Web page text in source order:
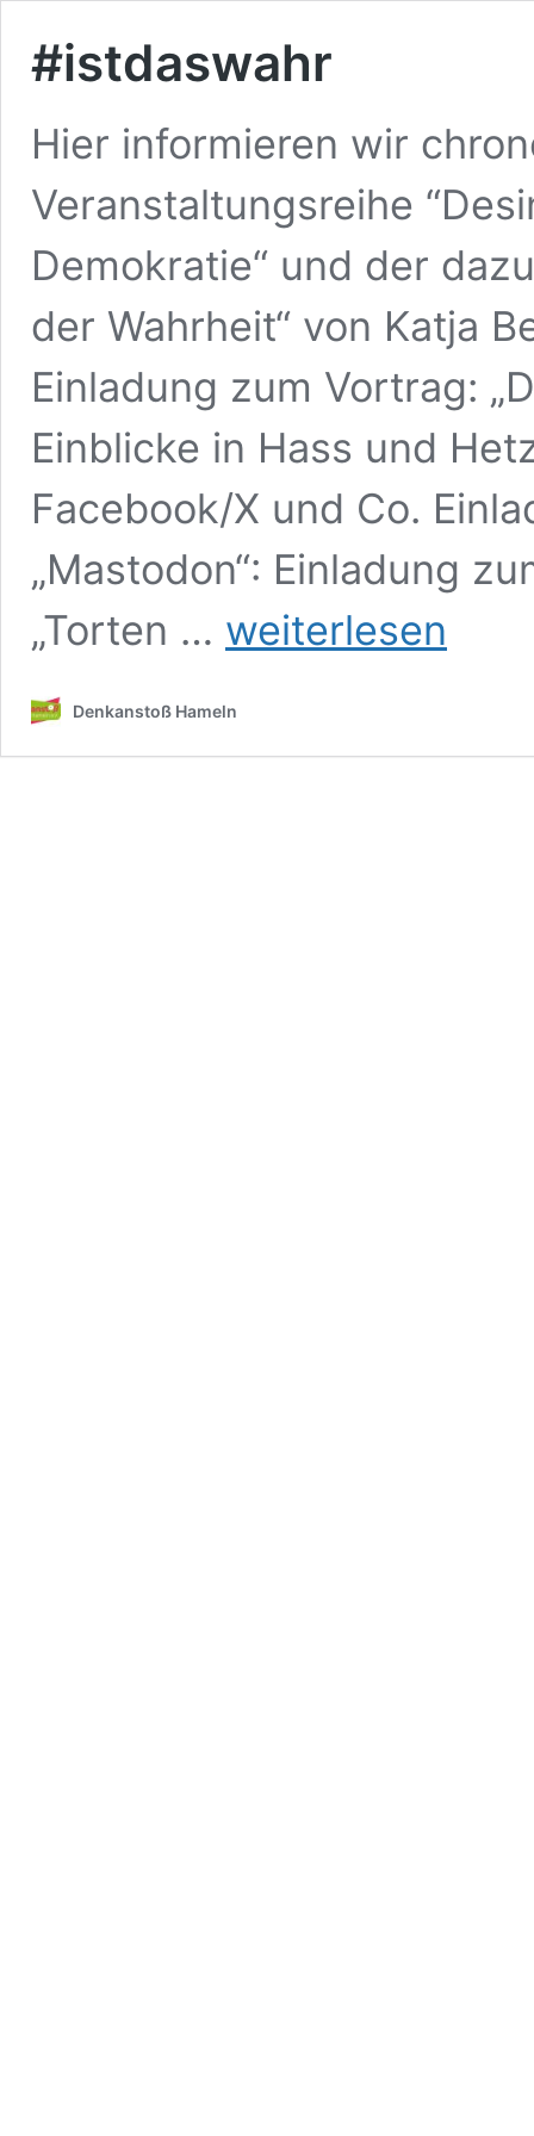
#istdaswahr
Hier informieren wir
Veranstaltungsreihe
Demokratie“ und der
der Wahrheit“ von Katja
Einladung zum Vortrag:
Einblicke in Hass und
Facebook/X und Co.
„Mastodon“: Einladung
„Torten …
#istdaswahr
weiterlesen
Denkanstoß Hameln